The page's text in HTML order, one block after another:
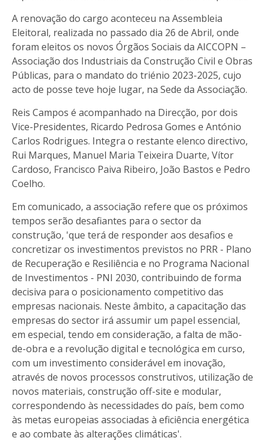
A renovação do cargo aconteceu na Assembleia
Eleitoral, realizada no passado dia 26 de Abril, onde
foram eleitos os novos Órgãos Sociais da AICCOPN –
Associação dos Industriais da Construção Civil e Obras
Públicas, para o mandato do triénio 2023-2025, cujo
acto de posse teve hoje lugar, na Sede da Associação.
Reis Campos é acompanhado na Direcção, por dois
Vice-Presidentes, Ricardo Pedrosa Gomes e António
Carlos Rodrigues. Integra o restante elenco directivo,
Rui Marques, Manuel Maria Teixeira Duarte, Vítor
Cardoso, Francisco Paiva Ribeiro, João Bastos e Pedro
Coelho.
Em comunicado, a associação refere que os próximos
tempos serão desafiantes para o sector da
construção, 'que terá de responder aos desafios e
concretizar os investimentos previstos no PRR - Plano
de Recuperação e Resiliência e no Programa Nacional
de Investimentos - PNI 2030, contribuindo de forma
decisiva para o posicionamento competitivo das
empresas nacionais. Neste âmbito, a capacitação das
empresas do sector irá assumir um papel essencial,
em especial, tendo em consideração, a falta de mão-
de-obra e a revolução digital e tecnológica em curso,
com um investimento considerável em inovação,
através de novos processos construtivos, utilização de
novos materiais, construção off-site e modular,
correspondendo às necessidades do país, bem como
às metas europeias associadas à eficiência energética
e ao combate às alterações climáticas'.